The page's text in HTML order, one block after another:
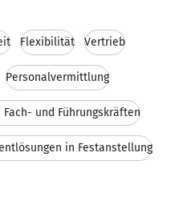
Flexibilität Vertrieb
Personalvermittlung
und Führungskräften
in Festanstellung